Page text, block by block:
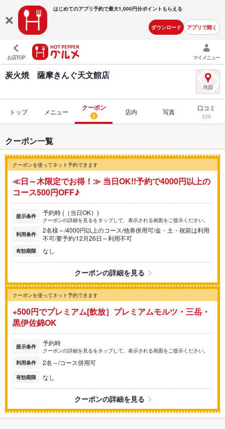
はじめてのアプリ予約で最大1,000円分ポイントもらえる
ダウンロード アプリで開く
お店TOP マイメニュー
炭火焼 薩摩きんぐ天文館店
トップ メニュー クーポン
2 店内 写真 口コミ
339
クーポン一覧
クーポンを使ってネット予約できます
≪日～木限定でお得！≫ 当日OK!!予約で4000円以上の
コース500円OFF♪
提示条件 予約時 (（当日OK）)
クーポンの詳細を見るをタップして、表示される画面をご提示ください。
利用条件
2名様～/4000円以上のコース/他券併用可/金・土・祝前は利用
不可/要予約/12月26日～利用不可
有効期限 なし
クーポンの詳細を見る
クーポンを使ってネット予約できます
+500円でプレミアム[飲放］プレミアムモルツ・三岳・
黒伊佐錦OK
提示条件 予約時
クーポンの詳細を見るをタップして、表示される画面をご提示ください。
利用条件
2名～/コース併用可
有効期限 なし
クーポンの詳細を見る